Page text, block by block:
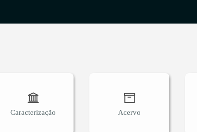
Caracterização Acervo